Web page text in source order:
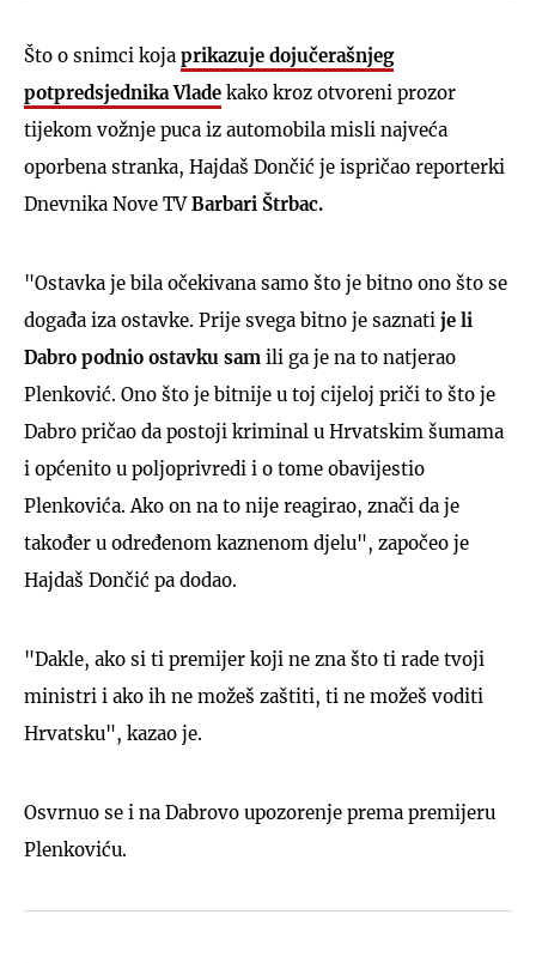
Što o snimci koja prikazuje dojučerašnjeg
potpredsjednika Vlade kako kroz otvoreni prozor
tijekom vožnje puca iz automobila misli najveća
oporbena stranka, Hajdaš Dončić je ispričao reporterki
Dnevnika Nove TVBarbari Štrbac.
"Ostavka je bila očekivana samo što je bitno ono što se
događa iza ostavke. Prije svega bitno je saznati je li
Dabro podnio ostavku sam ili ga je na to natjerao
Plenković. Ono što je bitnije u toj cijeloj priči to što je
Dabro pričao da postoji kriminal u Hrvatskim šumama
i općenito u poljoprivredi i o tome obavijestio
Plenkovića. Ako on na to nije reagirao, znači da je
također u određenom kaznenom djelu", započeo je
Hajdaš Dončić pa dodao.
"Dakle, ako si ti premijer koji ne zna što ti rade tvoji
ministri i ako ih ne možeš zaštiti, ti ne možeš voditi
Hrvatsku", kazao je.
Osvrnuo se i na Dabrovo upozorenje prema premijeru
Plenkoviću.